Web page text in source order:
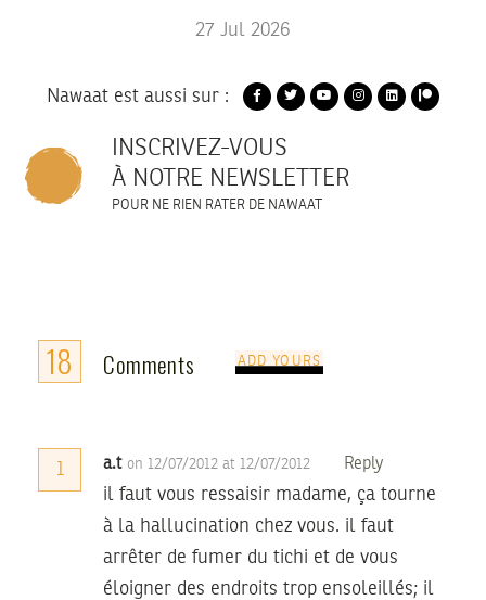
27 Jul 2026
Nawaat est aussi sur :
INSCRIVEZ-VOUS
À NOTRE NEWSLETTER
POUR NE RIEN RATER DE NAWAAT
18 Comments ADD YOURS
1 a.t on 12/07/2012 at 12/07/2012 Reply
il faut vous ressaisir madame, ça tourne
à la hallucination chez vous. il faut
arrêter de fumer du tichi et de vous
éloigner des endroits trop ensoleillés; il